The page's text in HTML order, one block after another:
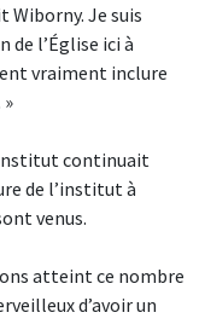
Wiborny. Je suis
l’Église ici à
vraiment inclure
continuait
de l’institut à
venus.
atteint ce nombre
d’avoir un